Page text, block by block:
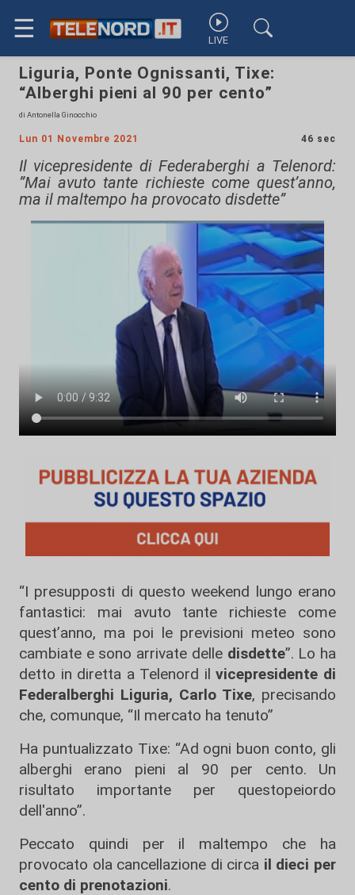
☰ LIVE
Liguria, Ponte Ognissanti, Tixe:
“Alberghi pieni al 90 per cento”
di Antonella Ginocchio
Lun 01 Novembre 2021 46 sec
Il vicepresidente di Federaberghi a Telenord:
”Mai avuto tante richieste come quest’anno,
ma il maltempo ha provocato disdette”
“I presupposti di questo weekend lungo erano
fantastici: mai avuto tante richieste come
quest’anno, ma poi le previsioni meteo sono
cambiate e sono arrivate delle disdette”. Lo ha
detto in diretta a Telenord ilvicepresidente di
Federalberghi Liguria, Carlo Tixe, precisando
che, comunque, “Il mercato ha tenuto”
Ha puntualizzato Tixe: “Ad ogni buon conto, gli
alberghi erano pieni al 90 per cento. Un
risultato importante per questopeiordo
dell'anno”.
Peccato quindi per il maltempo che ha
provocato ola cancellazione di circa il dieci per
cento di prenotazioni.